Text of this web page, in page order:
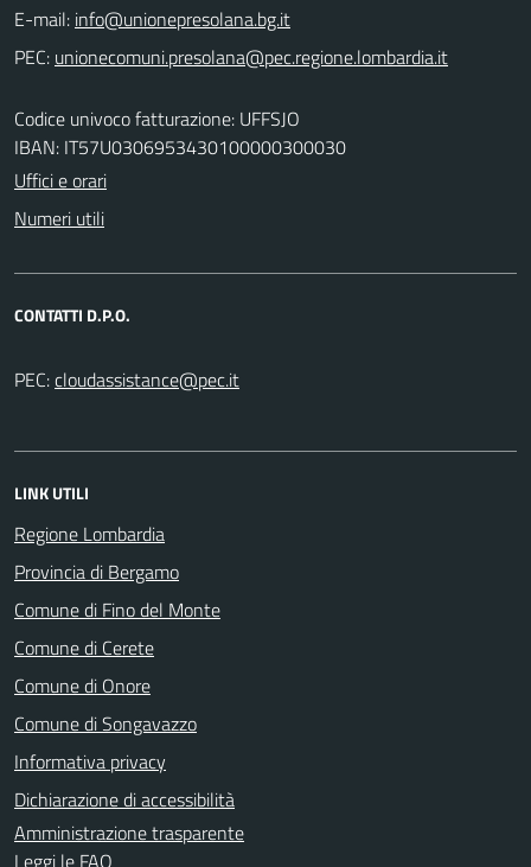
E-mail:
PEC:
Codice univoco fatturazione: UFFSJO
IBAN: IT57U0306953430100000300030
Uffici e orari
Numeri utili
CONTATTI D.P.O.
PEC:
LINK UTILI
Regione Lombardia
Provincia di Bergamo
Comune di Fino del Monte
Comune di Cerete
Comune di Onore
Comune di Songavazzo
Informativa privacy
Dichiarazione di accessibilità
Amministrazione trasparente
Leggi le FAQ